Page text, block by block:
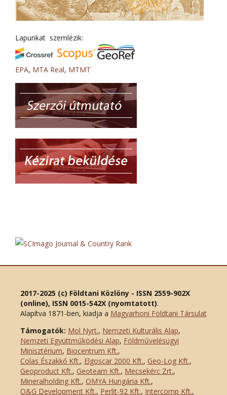
Lapunkat szemlézik:
EPA, MTA Real, MTMT
2017-2025 (c) Földtani Közlöny - ISSN 2559-902X
(online), ISSN 0015-542X (nyomtatott).
Alapítva 1871-ben, kiadja a Magyarhoni Földtani Társulat
Támogatók: Mol Nyrt., Nemzeti Kulturális Alap,
Nemzeti Együttműködési Alap, Földművelésügyi
Minisztérium, Biocentrum Kft.,
Colas Északkő Kft., Elgoscar 2000 Kft., Geo-Log Kft.,
Geoproduct Kft., Geoteam Kft., Mecsekérc Zrt.,
Mineralholding Kft., OMYA Hungária Kft.,
O&G Development Kft., Perlit-92 Kft., Intercomp Kft.,